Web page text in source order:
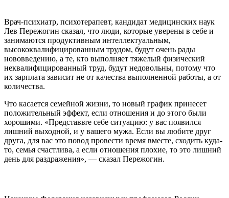
Врач-психиатр, психотерапевт, кандидат медицинских наук
Лев Пережогин сказал, что люди, которые уверены в себе и
занимаются продуктивным интеллектуальным,
высококвалифицированным трудом, будут очень рады
нововведению, а те, кто выполняет тяжелый физический
неквалифицированный труд, будут недовольны, потому что
их зарплата зависит не от качества выполненной работы, а от
количества.
Что касается семейной жизни, то новый график принесет
положительный эффект, если отношения и до этого были
хорошими. «Представьте себе ситуацию: у вас появился
лишний выходной, и у вашего мужа. Если вы любите друг
друга, для вас это повод провести время вместе, сходить куда-
то, семья счастлива, а если отношения плохие, то это лишний
день для раздражения», — сказал Пережогин.